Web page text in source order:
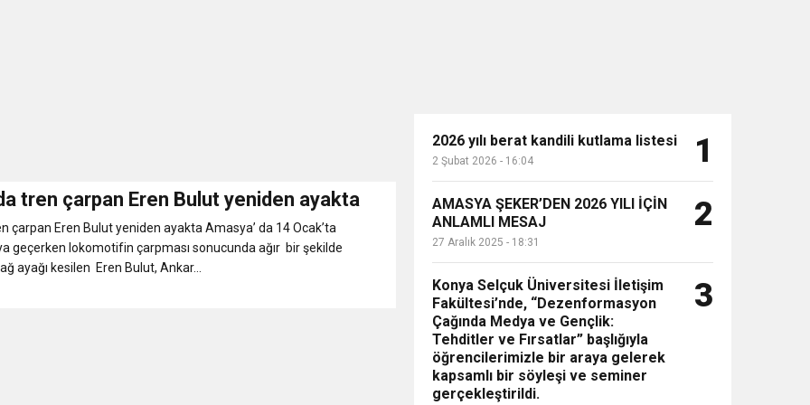
“Amasya’nın Gururları: Dereceye Giren Öğrenciler İçin Anlamlı Tören”
Festivali
listesi
tren çarpan Eren Bulut yeniden ayakta
çarpan Eren Bulut yeniden ayakta Amasya’ da 14 Ocak’ta
geçerken lokomotifin çarpması sonucunda ağır bir şekilde
ayağı kesilen Eren Bulut, Ankar...
2026 yılı berat kandili kutlama listesi
2 Şubat 2026 - 16:04 1
AMASYA ŞEKER’DEN 2026 YILI İÇİN
ANLAMLI MESAJ
27 Aralık 2025 - 18:31
2
Konya Selçuk Üniversitesi İletişim
Fakültesi’nde, “Dezenformasyon
Çağında Medya ve Gençlik:
Tehditler ve Fırsatlar” başlığıyla
öğrencilerimizle bir araya gelerek
kapsamlı bir söyleşi ve seminer
gerçekleştirildi.
3